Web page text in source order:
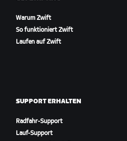
Warum Zwift
So funktioniert Zwift
Laufen auf Zwift
SUPPORT ERHALTEN
Radfahr-Support
Lauf-Support